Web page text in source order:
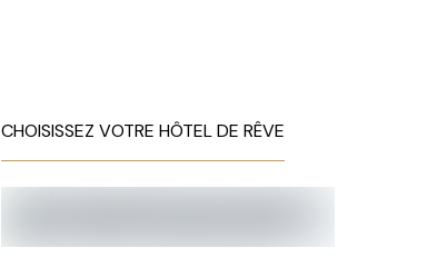
CHOISISSEZ VOTRE HÔTEL DE RÊVE